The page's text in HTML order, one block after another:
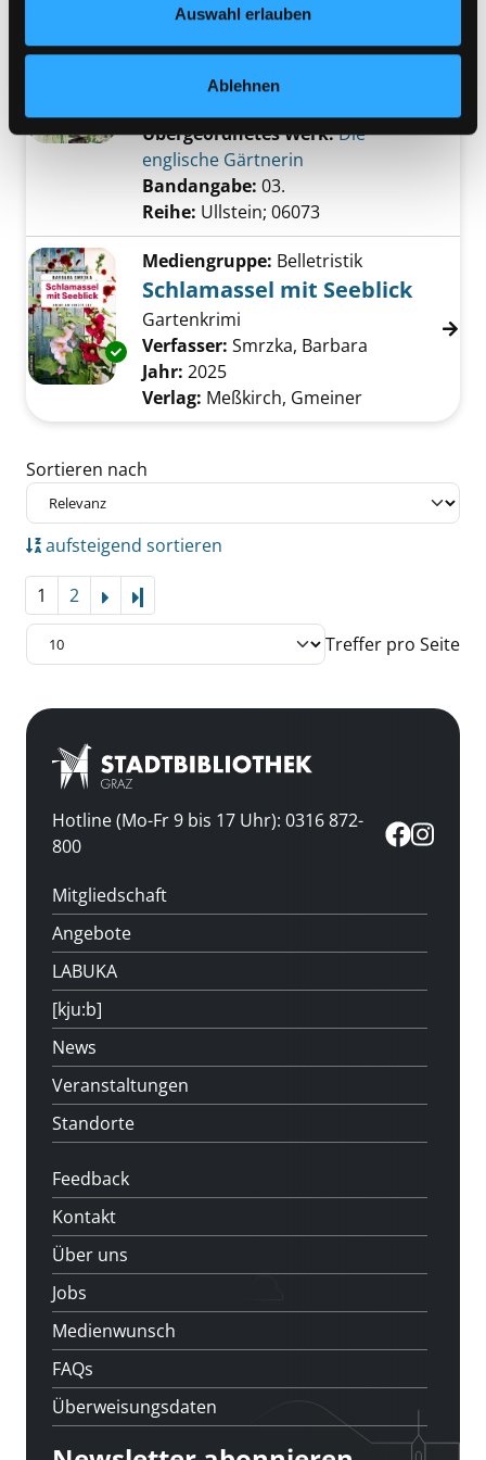
Auswahl erlauben
Ablehnen
Exemplar-Details von 03.; Weißer Jasmin
Mediengruppe:Belletristik
03.; Weißer Jasmin
Übergeordnetes Werk:Die
englische Gärtnerin
Bandangabe: 03.
Reihe: Ullstein; 06073
Exemplar-Details von Schlamassel mit
Mediengruppe: Belletristik
Schlamassel mit Seeblick
Gartenkrimi
Verfasser: Smrzka, Barbara
Jahr: 2025
Verlag: Meßkirch, Gmeiner
Zu den Suchfiltern springen
Sortieren nach
aufsteigend sortieren
1 2
Treffer pro Seite
Hotline (Mo-Fr 9 bis 17 Uhr): 0316 872-
800
Mitgliedschaft
Angebote
LABUKA
[kju:b]
News
Veranstaltungen
Standorte
Feedback
Kontakt
Über uns
Jobs
Medienwunsch
FAQs
Überweisungsdaten